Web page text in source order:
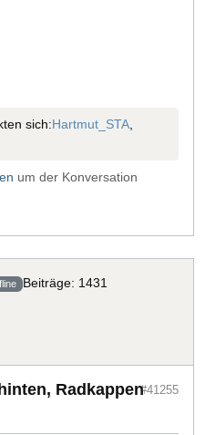
sich:Hartmut_STA,
um der Konversation
Beiträge: 1431
Radkappen#41255